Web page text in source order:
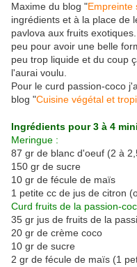
Maxime du blog "Empreinte
ingrédients et à la place de
pavlova aux fruits
peu pour avoir une belle
peu trop liquide et du coup
l'aurai voulu.
Pour le curd passion-coco
blog "Cuisine végétal et
Ingrédients pour 3 à 4
Meringue :
87 gr de blanc d'oeuf (2 à
150 gr de sucre
10 gr de fécule de maïs
1 petite cc de jus de citron
Curd fruits de la passion-
35 gr jus de fruits de la
20 gr de crème coco
10 gr de sucre
2 gr de fécule de maïs (1